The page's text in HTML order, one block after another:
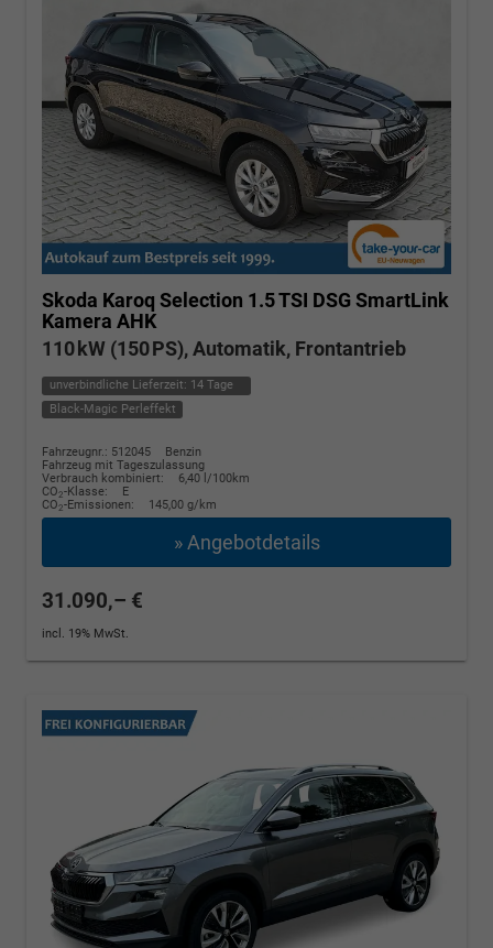
Skoda Karoq Selection 1.5 TSI DSG SmartLink
Kamera AHK
110 kW (150 PS), Automatik, Frontantrieb
unverbindliche Lieferzeit: 14 Tage
Black-Magic Perleffekt
Fahrzeugnr.: 512045
Benzin
Fahrzeug mit Tageszulassung
Verbrauch kombiniert:
6,40 l/100km
CO2-Klasse:
E
CO2-Emissionen: 145,00 g/km
» Angebotdetails
31.090,– €
incl. 19% MwSt.